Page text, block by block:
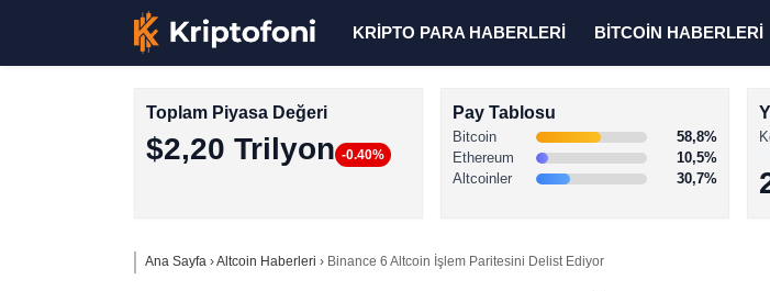
KRİPTO PARA HABERLERİ BİTCOİN HABERLERİ
Toplam Piyasa Değeri
$2,20 Trilyon -0.40%
Pay Tablosu
Bitcoin
58,8%
Ethereum
10,5%
Altcoinler
30,7%
Ana Sayfa ›Altcoin Haberleri › Binance 6 Altcoin İşlem Paritesini Delist Ediyor